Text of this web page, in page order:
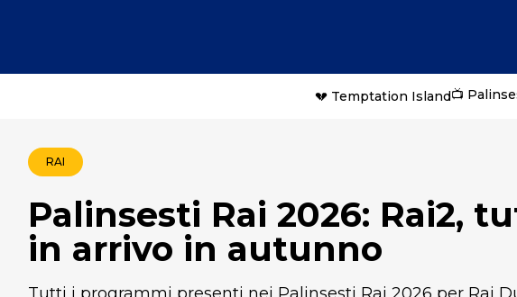
💔 Temptation Island📺
RAI
Palinsesti Rai 2026: Rai2,
in arrivo in autunno